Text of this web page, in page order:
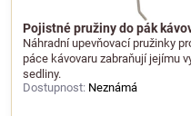
Pojistné pružiny do pák
Náhradní upevňovací pružinky
páce kávovaru zabraňují jejímu
sedliny.
Dostupnost: Neznámá